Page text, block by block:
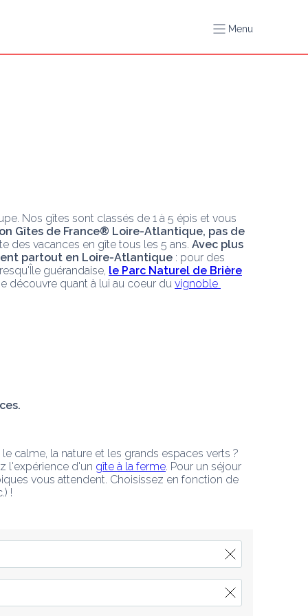
Menu
Nos gîtes sont classés de 1 à 5 épis et vous
Gîtes de France® Loire-Atlantique, pas de
des vacances en gîte tous les 5 ans. Avec plus
partout en Loire-Atlantique
guérandaise, le Parc Naturel de Brière
découvre quant à lui au coeur du vignoble
le calme, la nature et les grands espaces verts ?
l'expérience d'un gîte à la ferme. Pour un séjour
vous attendent. Choisissez en fonction de
!